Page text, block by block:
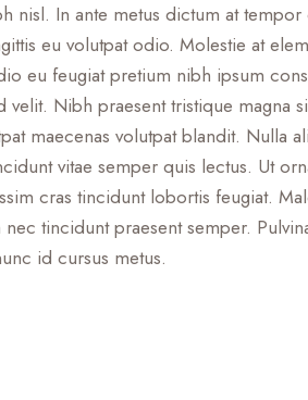
nisl. In ante metus dictum at
eu volutpat odio. Molestie at
eu feugiat pretium nibh ipsum
Nibh praesent tristique magna
maecenas volutpat blandit. Nulla
vitae semper quis lectus. Ut
cras tincidunt lobortis feugiat.
tincidunt praesent semper.
id cursus metus.